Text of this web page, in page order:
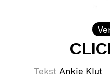
Tekst Ankie Klut